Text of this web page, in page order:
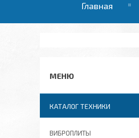
Главная
КАТАЛОГ ТЕХНИКИ
ВИБРОПЛИТЫ